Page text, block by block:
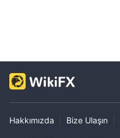
Hakkımızda Bize Ulaşın